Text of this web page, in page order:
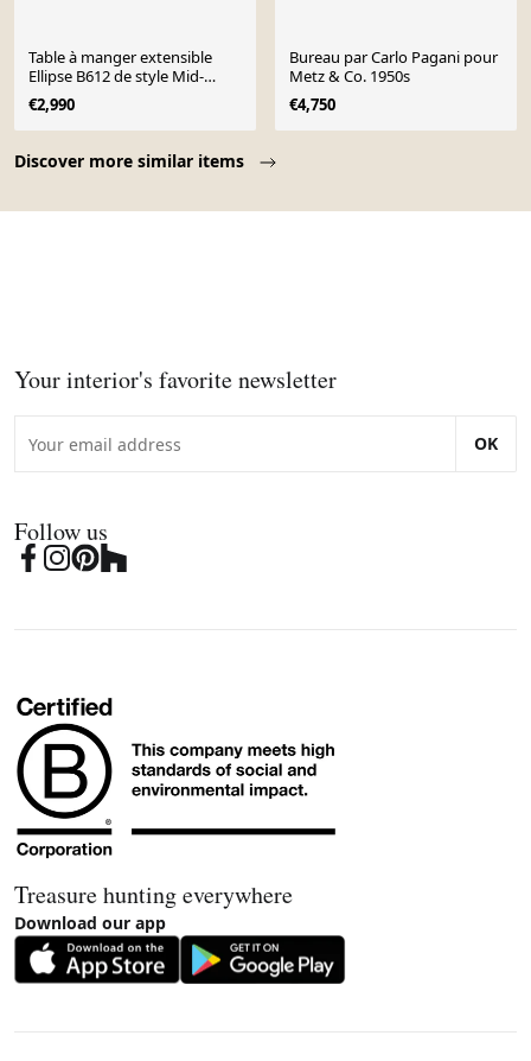
Discover more similar items
Table à manger extensible
Ellipse B612 de style Mid-
Century Modern par Piet Hein
& Brun
€2,990
Bureau par Carlo Pagani pour
Metz & Co. 1950s
€4,750
Your interior's favorite newsletter
OK
Follow us
Treasure hunting everywhere
Download our app